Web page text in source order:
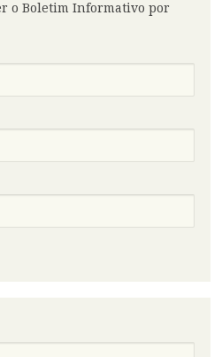
o Boletim Informativo por